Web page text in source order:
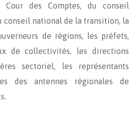
des Comptes, du conseil
conseil national de la transition, la
de régions, les préfets,
de collectivités, les directions
sectoriel, les représentants
des antennes régionales de